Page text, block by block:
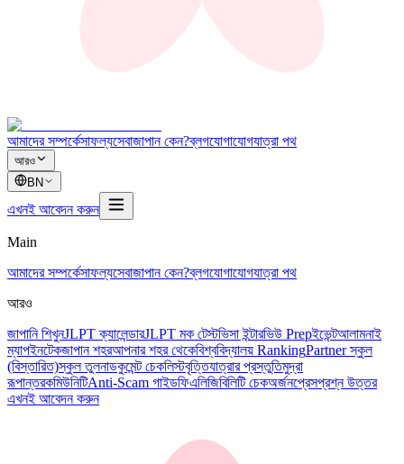
আমাদের সম্পর্কেসাফল্যসেবাজাপান কেন?ব্লগযোগাযোগযাত্রা পথ
আরও
BN
এখনই আবেদন করুন
Main
আমাদের সম্পর্কেসাফল্যসেবাজাপান কেন?ব্লগযোগাযোগযাত্রা পথ
আরও
জাপানি শিখুনJLPT ক্যালেন্ডারJLPT মক টেস্টভিসা ইন্টারভিউ Prepইভেন্টআলামনাই
ম্যাপইনটেকজাপান শহরআপনার শহর থেকেবিশ্ববিদ্যালয় RankingPartner স্কুল
(বিস্তারিত)স্কুল তুলনাডকুমেন্ট চেকলিস্টবৃত্তিযাত্রার প্রস্তুতিমুদ্রা
রূপান্তরকমিউনিটিAnti-Scam গাইডফিএলিজিবিলিটি চেকঅর্জনপ্রেসপ্রশ্ন উত্তর
এখনই আবেদন করুন